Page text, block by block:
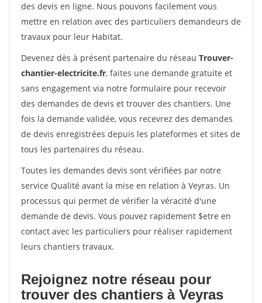
des devis en ligne. Nous pouvons facilement vous
mettre en relation avec des particuliers demandeurs de
travaux pour leur Habitat.
Devenez dès à présent partenaire du réseau Trouver-
chantier-electricite.fr, faites une demande gratuite et
sans engagement via notre formulaire pour recevoir
des demandes de devis et trouver des chantiers. Une
fois la demande validée, vous recevrez des demandes
de devis enregistrées depuis les plateformes et sites de
tous les partenaires du réseau.
Toutes les demandes devis sont vérifiées par notre
service Qualité avant la mise en relation à Veyras. Un
processus qui permet de vérifier la véracité d'une
demande de devis. Vous pouvez rapidement $etre en
contact avec les particuliers pour réaliser rapidement
leurs chantiers travaux.
Rejoignez notre réseau pour
trouver des chantiers à Veyras